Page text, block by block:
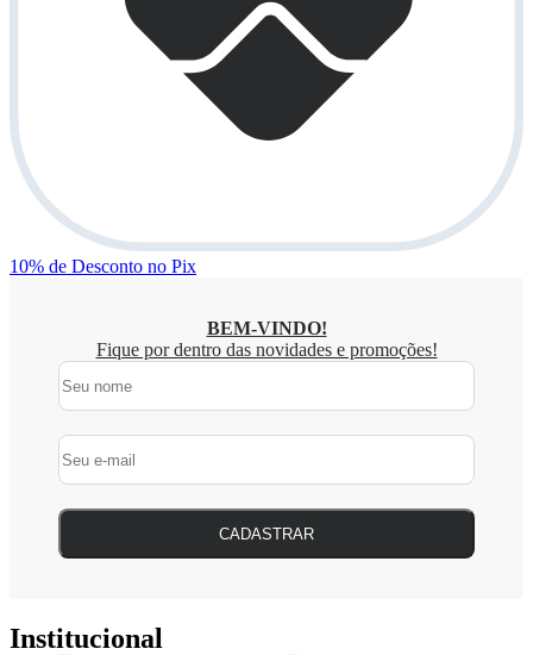
10% de Desconto no Pix
BEM-VINDO!
Fique por dentro das novidades e promoções!
CADASTRAR
Institucional